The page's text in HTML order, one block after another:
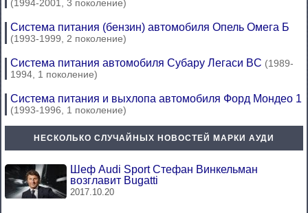
(1994-2001, 3 поколение)
Система питания (бензин) автомобиля Опель Омега Б
(1993-1999, 2 поколение)
Система питания автомобиля Субару Легаси BC (1989-
1994, 1 поколение)
Система питания и выхлопа автомобиля Форд Мондео 1
(1993-1996, 1 поколение)
НЕСКОЛЬКО СЛУЧАЙНЫХ НОВОСТЕЙ МАРКИ АУДИ
Шеф Audi Sport Стефан Винкельман
возглавит Bugatti
2017.10.20